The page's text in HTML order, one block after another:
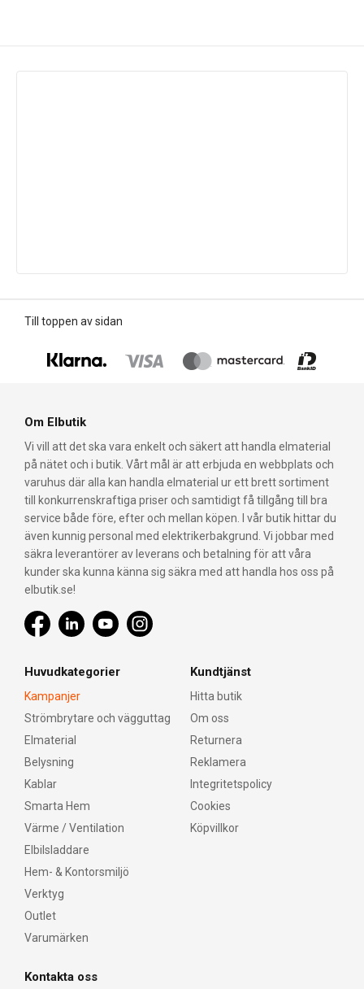
Till toppen av sidan
Om Elbutik
Vi vill att det ska vara enkelt och säkert att handla elmaterial
på nätet och i butik. Vårt mål är att erbjuda en webbplats och
varuhus där alla kan handla elmaterial ur ett brett sortiment
till konkurrenskraftiga priser och samtidigt få tillgång till bra
service både före, efter och mellan köpen. I vår butik hittar du
även kunnig personal med elektrikerbakgrund. Vi jobbar med
säkra leverantörer av leverans och betalning för att våra
kunder ska kunna känna sig säkra med att handla hos oss på
elbutik.se!
Huvudkategorier
Kampanjer
Strömbrytare och vägguttag
Elmaterial
Belysning
Kablar
Smarta Hem
Värme / Ventilation
Elbilsladdare
Hem- & Kontorsmiljö
Verktyg
Outlet
Varumärken
Kundtjänst
Hitta butik
Om oss
Returnera
Reklamera
Integritetspolicy
Cookies
Köpvillkor
Kontakta oss